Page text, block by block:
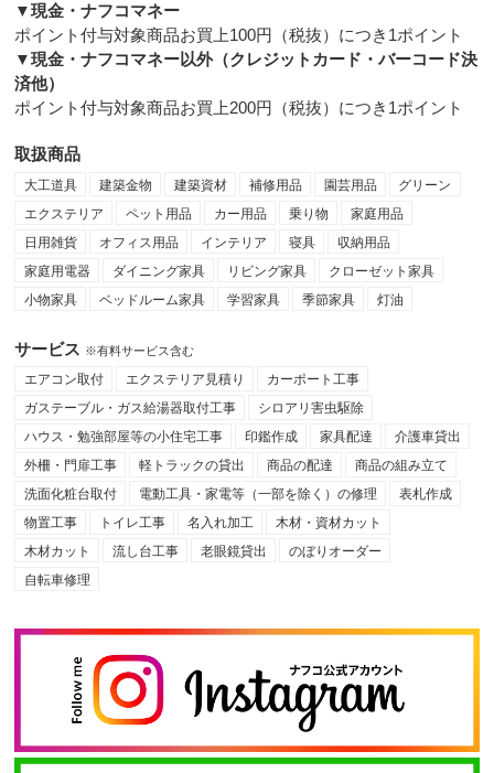
▼現金・ナフコマネー
ポイント付与対象商品お買上100円（税抜）につき1ポイント
▼現金・ナフコマネー以外（クレジットカード・バーコード決
済他）
ポイント付与対象商品お買上200円（税抜）につき1ポイント
取扱商品
大工道具 建築金物 建築資材 補修用品 園芸用品
グリーン
エクステリア
ペット用品 カー用品 乗り物
家庭用品
日用雑貨
オフィス用品 インテリア 寝具
収納用品
家庭用電器
ダイニング家具 リビング家具
クローゼット家具
小物家具
ベッドルーム家具 学習家具 季節家具 灯油
サービス ※有料サービス含む
エアコン取付 エクステリア見積り
カーポート工事
ガステーブル・ガス給湯器取付工事
シロアリ害虫駆除
ハウス・勉強部屋等の小住宅工事
印鑑作成 家具配達
介護車貸出
外柵・門扉工事
軽トラックの貸出 商品の配達
商品の組み立て
洗面化粧台取付
電動工具・家電等（一部を除く）の修理
表札作成
物置工事
トイレ工事 名入れ加工
木材・資材カット
木材カット
流し台工事 老眼鏡貸出
のぼりオーダー
自転車修理